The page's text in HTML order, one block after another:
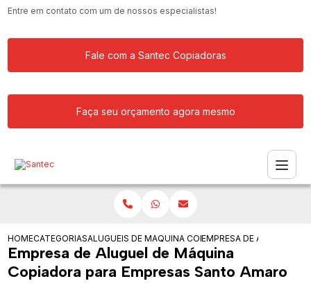
Entre em contato com um de nossos especialistas!
Fale com a Santec Copiadoras
Faça seu orçamento agora mesmo
HOMECATEGORIASALUGUEIS DE COPIADORASMAQUINA COPIADORA COLORIDA PARA
EMPRESA DE ALUGUEL
Empresa de Aluguel de Máquina
Copiadora para Empresas Santo Amaro